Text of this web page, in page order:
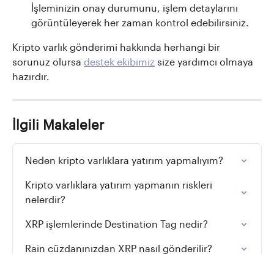
İşleminizin onay durumunu, işlem detaylarını
görüntüleyerek her zaman kontrol edebilirsiniz.
Kripto varlık gönderimi hakkında herhangi bir
sorunuz olursa destek ekibimiz size yardımcı olmaya
hazırdır.
İlgili Makaleler
Neden kripto varlıklara yatırım yapmalıyım?
Kripto varlıklara yatırım yapmanın riskleri
nelerdir?
XRP işlemlerinde Destination Tag nedir?
Rain cüzdanınızdan XRP nasıl gönderilir?